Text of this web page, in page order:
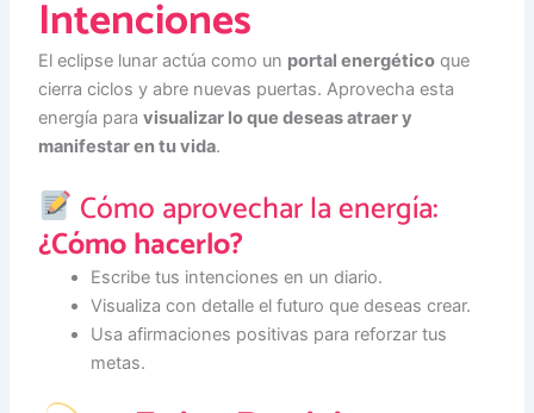
Intenciones
El eclipse lunar actúa como un portal energético que
cierra ciclos y abre nuevas puertas. Aprovecha esta
energía paravisualizar lo que deseas atraer y
manifestar en tu vida.
Cómo aprovechar la energía:
¿Cómo hacerlo?
Escribe tus intenciones en un diario.
Visualiza con detalle el futuro que deseas crear.
Usa afirmaciones positivas para reforzar tus
metas.